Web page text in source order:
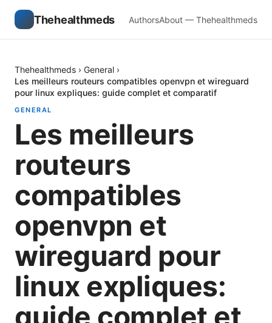
Thehealthmeds AuthorsAbout — Thehealthmeds
Thehealthmeds › General ›
Les meilleurs routeurs compatibles openvpn et wireguard
pour linux expliques: guide complet et comparatif
GENERAL
Les meilleurs
routeurs
compatibles
openvpn et
wireguard pour
linux expliques: